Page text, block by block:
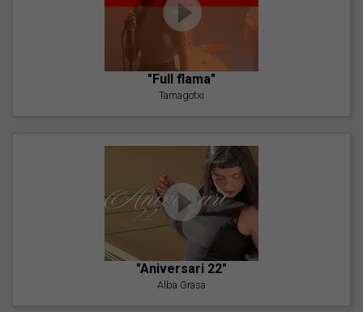
"Full flama"
Tamagotxi
"Aniversari 22"
Alba Grasa